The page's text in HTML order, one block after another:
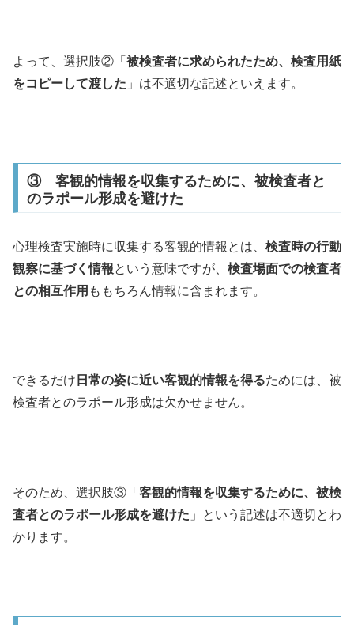
よって、選択肢②「 被検査者に求められたため、検査用紙
をコピーして渡した 」は不適切な記述といえます。
③ 客観的情報を収集するために、被検査者と
のラポール形成を避けた
心理検査実施時に収集する客観的情報とは、 検査時の行動
観察に基づく情報という意味ですが、 検査場面での検査者
との相互作用 ももちろん情報に含まれます。
できるだけ 日常の姿に近い客観的情報を得るためには、被
検査者とのラポール形成は欠かせません。
そのため、選択肢③「 客観的情報を収集するために、被検
査者とのラポール形成を避けた 」という記述は不適切とわ
かります。